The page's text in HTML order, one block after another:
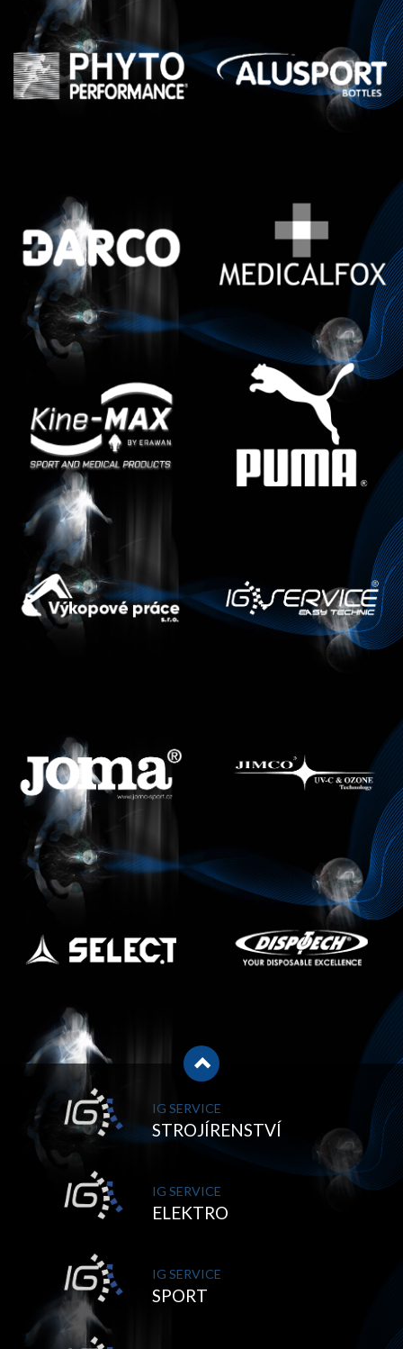
IG SERVICE
STROJÍRENSTVÍ
IG SERVICE
ELEKTRO
IG SERVICE
SPORT